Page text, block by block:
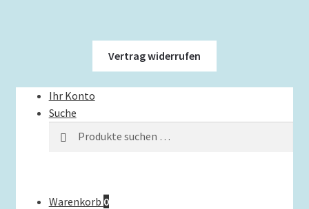
Vertrag widerrufen
Ihr Konto
Suche
nach:
Warenkorb 0